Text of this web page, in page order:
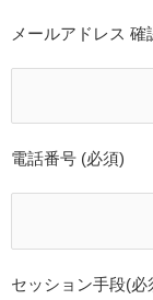
メールアドレス 確
電話番号 (必須)
セッション手段(必